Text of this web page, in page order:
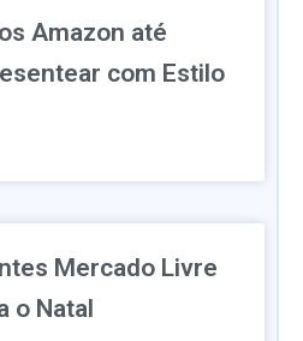
Amazon até
com Estilo
Mercado Livre
o Natal